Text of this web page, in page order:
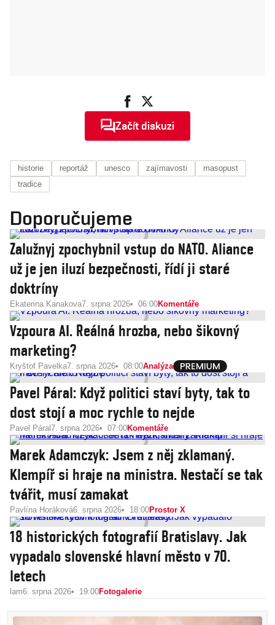
Začít diskuzi
historie reportáž unesco zajímavosti
masopust
tradice
Doporučujeme
Zalužnyj zpochybnil vstup do NATO. Aliance
už je jen iluzí bezpečnosti, řídí ji staré
doktríny
Ekaterina Kanakova7. srpna 2026 06:00Komentáře
Vzpoura AI. Reálná hrozba, nebo šikovný
marketing?
Kryštof Pavelka7. srpna 2026 08:00Analýza
Pavel Páral: Když politici staví byty, tak to
dost stojí a moc rychle to nejde
Pavel Páral 7. srpna 2026 07:00Komentáře
Marek Adamczyk: Jsem z něj zklamaný.
Klempíř si hraje na ministra. Nestačí se tak
tvářit, musí zamakat
Pavlína Horáková6. srpna 2026 18:00Prostor X
18 historických fotografií Bratislavy. Jak
vypadalo slovenské hlavní město v 70.
letech
lam6. srpna 2026 19:00Fotogalerie